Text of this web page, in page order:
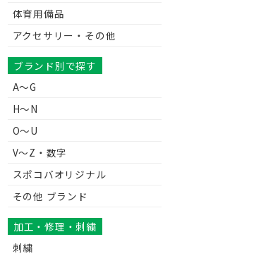
体育用備品
アクセサリー・その他
ブランド別で探す
A～G
H～N
O～U
V〜Z・数字
スポコバオリジナル
その他 ブランド
加工・修理・刺繍
刺繍